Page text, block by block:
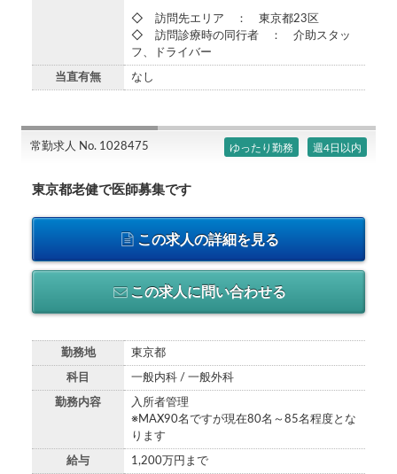
◇ 訪問先エリア ： 東京都23区
◇ 訪問診療時の同行者 ： 介助スタッ
フ、ドライバー
当直有無 なし
常勤求人 No. 1028475 ゆったり勤務 週4日以内
東京都老健で医師募集です
この求人の詳細を見る
この求人に問い合わせる
勤務地 東京都
科目 一般内科 / 一般外科
勤務内容
入所者管理
※MAX90名ですが現在80名～85名程度とな
ります
給与 1,200万円まで